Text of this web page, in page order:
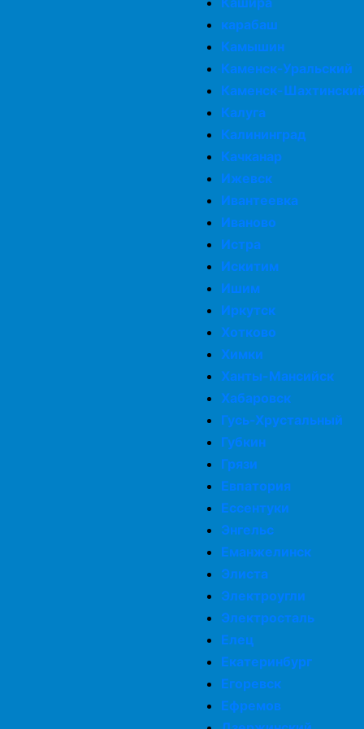
карабаш
Камышин
Каменск-Уральский
Каменск-
Калуга
Калининград
Качканар
Ижевск
Ивантеевка
Иваново
Истра
Искитим
Ишим
Иркутск
Хотково
Химки
Ханты-Мансийск
Хабаровск
Гусь-Хрустальный
Губкин
Грязи
Евпатория
Ессентуки
Энгельс
Еманжелинск
Элиста
Электроугли
Электросталь
Елец
Екатеринбург
Егоревск
Ефремов